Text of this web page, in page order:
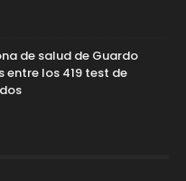
de salud de Guardo
entre los 419 test de